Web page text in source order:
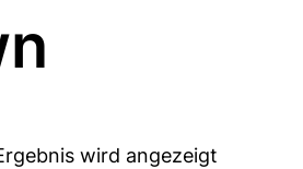
wird angezeigt